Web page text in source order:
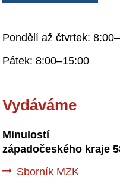
Pondělí až čtvrtek:
Pátek: 8:00–15:00
Vydáváme
Minulostí
západočeského kraje
Sborník MZK